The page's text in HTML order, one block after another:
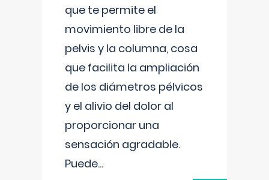
que te permite el
movimiento libre de la
pelvis y la columna, cosa
que facilita la ampliación
de los diámetros pélvicos
y el alivio del dolor al
proporcionar una
sensación agradable.
Puede...